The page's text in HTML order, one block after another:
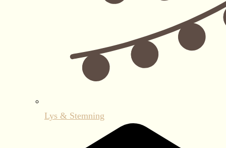
Lys & Stemning